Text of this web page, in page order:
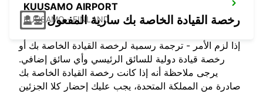
KUUSAMO AIRPORT
KUUSAMO - FINLAND
رخصة القيادة الخاصة بك سارية المفعول
إذا لزم الأمر - ترجمة رسمية لرخصة القيادة الخاصة بك أو
رخصة قيادة دولية للسائق الرئيسي وأي سائق إضافي.
يرجى ملاحظة أنه إذا كانت رخصة القيادة الخاصة بك
صادرة من المملكة المتحدة، يجب عليك إحضار كلا الجزئين